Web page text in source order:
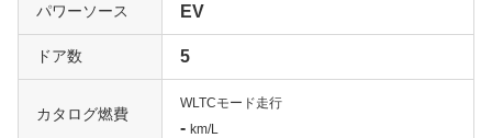
パワーソース EV
ドア数 5
カタログ燃費
WLTCモード走行
- km/L